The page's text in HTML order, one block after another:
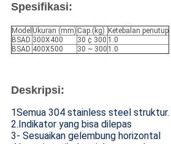
Spesifikasi:
Model Ukuran (mm) Cap.(kg) Ketebalan penutup
BSAD 300X400 30 ¢ 300 1.0
BSAD 400X500 30 ~ 300 1.0
Deskripsi:
1Semua 304 stainless steel struktur.
2.Indikator yang bisa dilepas
3- Sesuaikan gelembung horizontal